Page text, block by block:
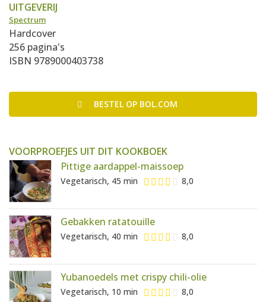
UITGEVERIJ
Spectrum
Hardcover
256 pagina's
ISBN 9789000403738
BESTEL OP BOL.COM
VOORPROEFJES UIT DIT KOOKBOEK
Pittige aardappel-maissoep
Vegetarisch, 45 min 8,0
Gebakken ratatouille
Vegetarisch, 40 min 8,0
Yubanoedels met crispy chili-olie
Vegetarisch, 10 min 8,0